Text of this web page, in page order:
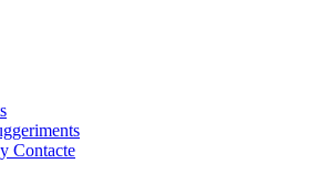
Contacte